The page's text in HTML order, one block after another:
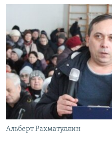
СИБИРЬ.РЕАЛИИ
РАСПИСАНИЕ ВЕЩАНИЯ
ПОДПИШИТЕСЬ НА
СОЦИАЛЬНЫЕ СЕТИ
Альберт Рахматуллин